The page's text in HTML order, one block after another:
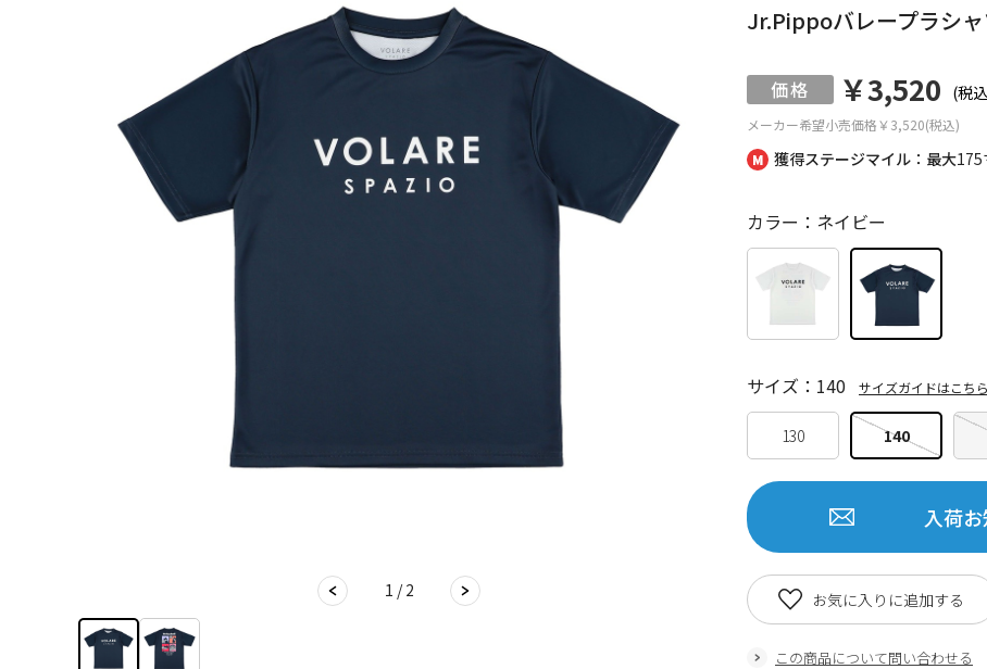
1 / 2
獲得ステージマイル：最大175
Jr.Pippoバレープラシ
メーカー希望小売価格￥3,520(税込)
￥3,520 (税
カラー：ネイビー
130 140
サイズ：140 サイズガイドはこちら
入荷
この商品について問い合わせる
お気に入りに追加する